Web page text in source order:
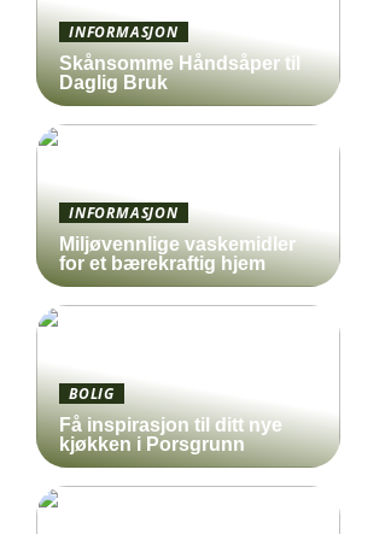
INFORMASJON
Skånsomme Håndsåper til
Daglig Bruk
INFORMASJON
Miljøvennlige vaskemidler
for et bærekraftig hjem
BOLIG
Få inspirasjon til ditt nye
kjøkken i Porsgrunn